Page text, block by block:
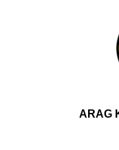
ARAG